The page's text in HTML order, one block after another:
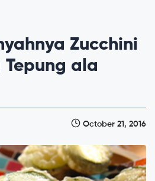
Zucchini
Tepung ala
October 21, 2016